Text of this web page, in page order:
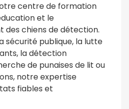
centre de formation
et le
chiens de détection.
sécurité publique, la lutte
la détection
de punaises de lit ou
notre expertise
fiables et